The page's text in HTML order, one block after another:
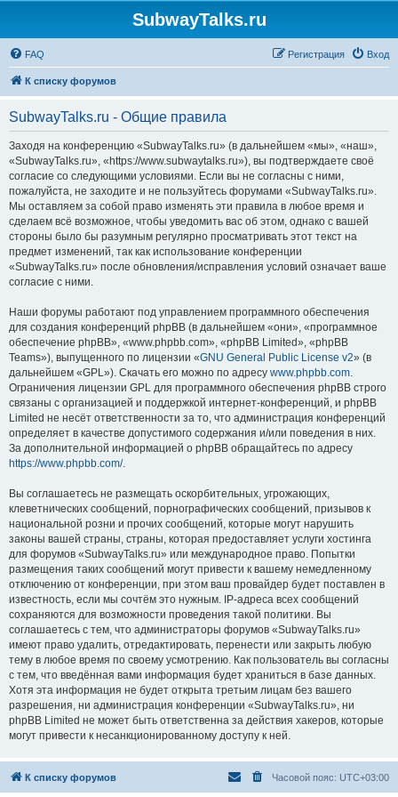
SubwayTalks.ru
FAQ Вход
Регистрация
К списку форумов
SubwayTalks.ru - Общие правила
Заходя на конференцию «SubwayTalks.ru» (в дальнейшем «мы», «наш»,
«SubwayTalks.ru», «https://www.subwaytalks.ru»), вы подтверждаете своё
согласие со следующими условиями. Если вы не согласны с ними,
пожалуйста, не заходите и не пользуйтесь форумами «SubwayTalks.ru».
Мы оставляем за собой право изменять эти правила в любое время и
сделаем всё возможное, чтобы уведомить вас об этом, однако с вашей
стороны было бы разумным регулярно просматривать этот текст на
предмет изменений, так как использование конференции
«SubwayTalks.ru» после обновления/исправления условий означает ваше
согласие с ними.
Наши форумы работают под управлением программного обеспечения
для создания конференций phpBB (в дальнейшем «они», «программное
обеспечение phpBB», «www.phpbb.com», «phpBB Limited», «phpBB
Teams»), выпущенного по лицензии «GNU General Public License v2» (в
дальнейшем «GPL»). Скачать его можно по адресу www.phpbb.com.
Ограничения лицензии GPL для программного обеспечения phpBB строго
связаны с организацией и поддержкой интернет-конференций, и phpBB
Limited не несёт ответственности за то, что администрация конференций
определяет в качестве допустимого содержания и/или поведения в них.
За дополнительной информацией о phpBB обращайтесь по адресу
https://www.phpbb.com/.
Вы соглашаетесь не размещать оскорбительных, угрожающих,
клеветнических сообщений, порнографических сообщений, призывов к
национальной розни и прочих сообщений, которые могут нарушить
законы вашей страны, страны, которая предоставляет услуги хостинга
для форумов «SubwayTalks.ru» или международное право. Попытки
размещения таких сообщений могут привести к вашему немедленному
отключению от конференции, при этом ваш провайдер будет поставлен в
известность, если мы сочтём это нужным. IP-адреса всех сообщений
сохраняются для возможности проведения такой политики. Вы
соглашаетесь с тем, что администраторы форумов «SubwayTalks.ru»
имеют право удалить, отредактировать, перенести или закрыть любую
тему в любое время по своему усмотрению. Как пользователь вы согласны
с тем, что введённая вами информация будет храниться в базе данных.
Хотя эта информация не будет открыта третьим лицам без вашего
разрешения, ни администрация конференции «SubwayTalks.ru», ни
phpBB Limited не может быть ответственна за действия хакеров, которые
могут привести к несанкционированному доступу к ней.
К списку форумов Часовой пояс: UTC+03:00